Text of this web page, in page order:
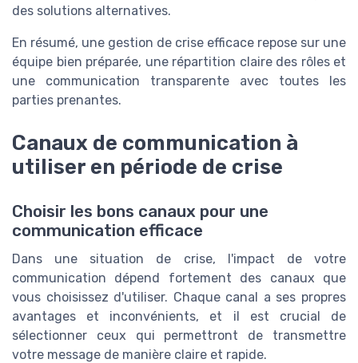
des solutions alternatives.
En résumé, une gestion de crise efficace repose sur une
équipe bien préparée, une répartition claire des rôles et
une communication transparente avec toutes les
parties prenantes.
Canaux de communication à
utiliser en période de crise
Choisir les bons canaux pour une
communication efficace
Dans une situation de crise, l'impact de votre
communication dépend fortement des canaux que
vous choisissez d'utiliser. Chaque canal a ses propres
avantages et inconvénients, et il est crucial de
sélectionner ceux qui permettront de transmettre
votre message de manière claire et rapide.